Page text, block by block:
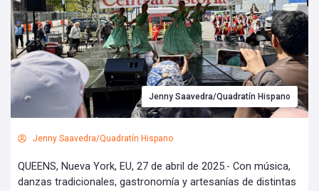
Jenny Saavedra/Quadratín Hispano
Jenny Saavedra/Quadratín Hispano
QUEENS, Nueva York, EU, 27 de abril de 2025.- Con música,
danzas tradicionales, gastronomía y artesanías de distintas